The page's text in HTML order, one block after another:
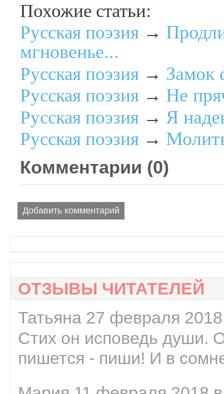
Похожие статьи:
Русская поэзия →
мгновенье...
Русская поэзия → Замок
Русская поэзия → Не
Русская поэзия → Я
Русская поэзия →
Комментарии (0)
Добавить комментарий
ОТЗЫВЫ ЧИТАТЕЛЕЙ
Татьяна 27 февраля
Стих он исповедь души.
пишется - пиши! И в